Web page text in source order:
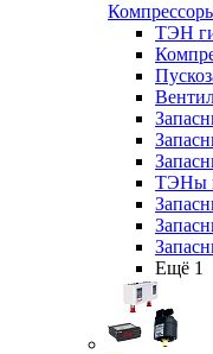
ТЭН
ТЭНы
Ещё 1